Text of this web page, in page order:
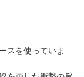
スを使っていま